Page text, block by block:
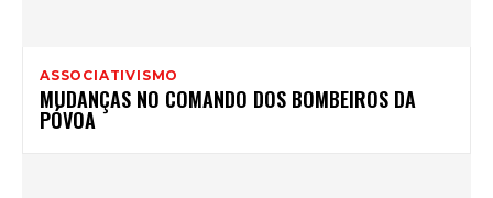
ASSOCIATIVISMO
MUDANÇAS NO COMANDO DOS BOMBEIROS DA
PÓVOA